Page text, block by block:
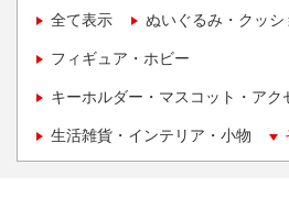
全て表示 ぬいぐるみ・クッシ
フィギュア・ホビー
キーホルダー・マスコット・アク
生活雑貨・インテリア・小物